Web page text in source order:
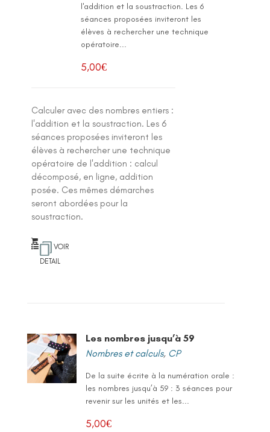
l'addition et la soustraction. Les 6
séances proposées inviteront les
élèves à rechercher une technique
opératoire...
5,00€
Calculer avec des nombres entiers :
l'addition et la soustraction. Les 6
séances proposées inviteront les
élèves à rechercher une technique
opératoire de l'addition : calcul
décomposé, en ligne, addition
posée. Ces mêmes démarches
seront abordées pour la
soustraction.
VOIR
DETAIL
Les nombres jusqu’à 59
Nombres et calculs, CP
De la suite écrite à la numération orale :
les nombres jusqu’à 59 : 3 séances pour
revenir sur les unités et les...
5,00€